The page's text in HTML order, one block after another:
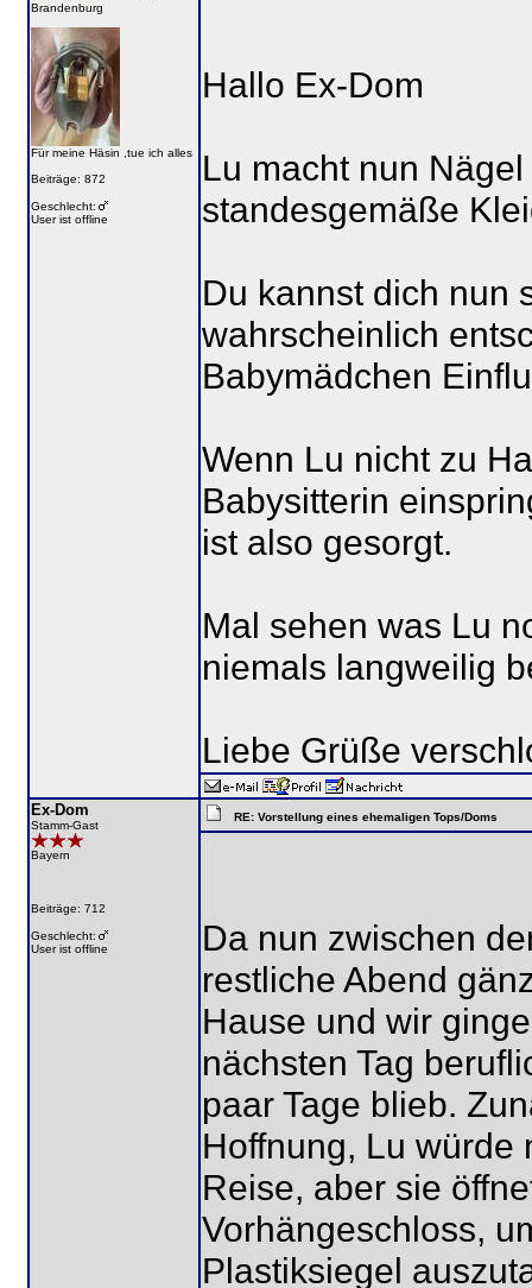
Brandenburg
Für meine Häsin ,tue ich alles
Beiträge: 872
Geschlecht:
User ist offline
Hallo Ex-Dom
Lu macht nun
standesgemäße
Du kannst dich nun
wahrscheinlich
Babymädchen
Wenn Lu nicht zu
Babysitterin
ist also gesorgt.
Mal sehen was Lu
niemals langweilig
Liebe Grüße
Ex-Dom
Stamm-Gast
Bayern
Beiträge: 712
Geschlecht:
User ist offline
RE: Vorstellung eines ehemaligen Tops/Doms
Da nun zwischen
restliche Abend
Hause und wir
nächsten Tag
paar Tage blieb.
Hoffnung, Lu würde
Reise, aber sie
Vorhängeschloss,
Plastiksiegel